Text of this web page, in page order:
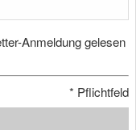
Anmeldung gelesen
* Pflichtfeld